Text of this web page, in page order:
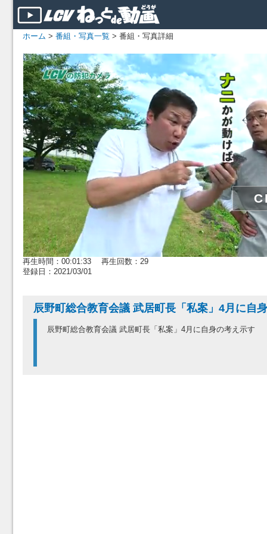
ホーム > 番組・写真一覧 > 番組・写真詳細
再生時間：00:01:33 再生回数：29
登録日：2021/03/01
辰野町総合教育会議 武居町長「私案」4月に自
辰野町総合教育会議 武居町長「私案」4月に自身の考え示す